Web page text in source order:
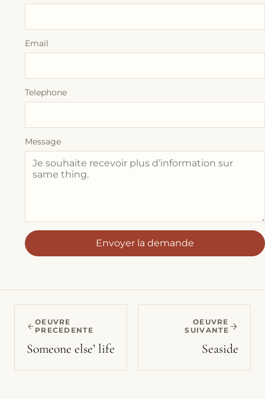
Email
Telephone
Message
Envoyer la demande
OEUVRE
PRECEDENTE
Someone else’ life
OEUVRE
SUIVANTE
Seaside